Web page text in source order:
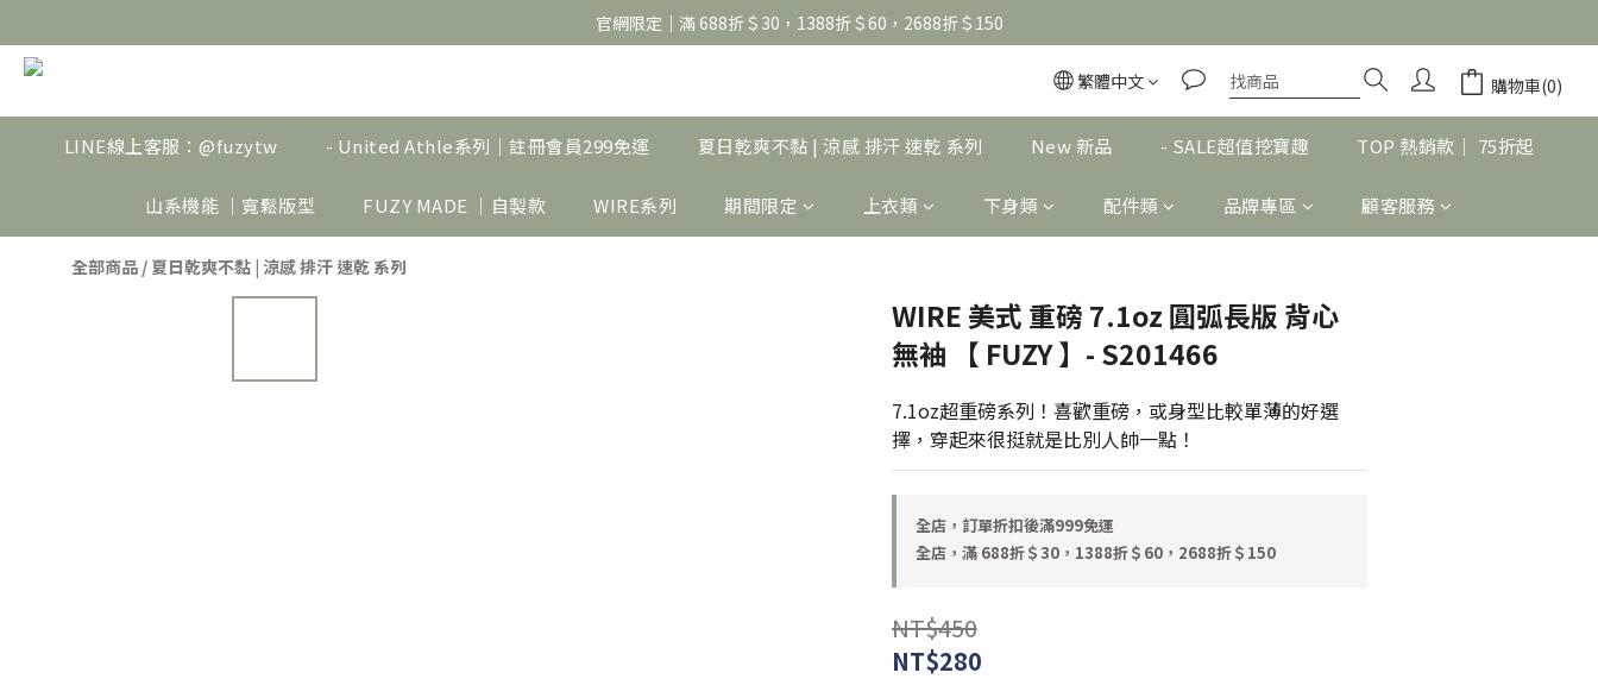
官網限定｜滿 688折＄30，1388折＄60，2688折＄150
官網限定｜滿 688折＄30，1388折＄60，2688折＄150
官網限定｜滿 688折＄30，1388折＄60，2688折＄150
繁體中文 購物車(0)
LINE線上客服：@fuzytw - United Athle系列｜註冊會員299免運 夏日乾爽不黏 | 涼感 排汗 速乾 系列 New 新品 - SALE超值挖寶趣 TOP 熱銷款｜ 75折起
山系機能 ｜寬鬆版型 FUZY MADE ｜自製款 WIRE系列 期間限定 上衣類 下身類 配件類 品牌專區 顧客服務
全部商品 / 夏日乾爽不黏 | 涼感 排汗 速乾 系列
WIRE 美式 重磅 7.1oz 圓弧長版 背心
無袖 【 FUZY 】- S201466
7.1oz超重磅系列！喜歡重磅，或身型比較單薄的好選
擇，穿起來很挺就是比別人帥一點！
全店，訂單折扣後滿999免運
全店，滿 688折＄30，1388折＄60，2688折＄150
NT$450
NT$280
立即購買